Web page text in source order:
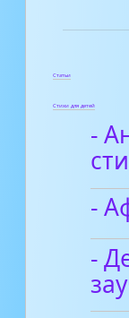
Статьи
Стихи для детей
-
-
-